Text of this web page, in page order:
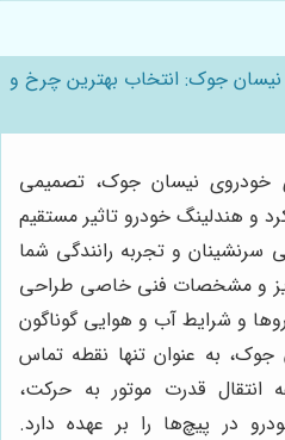
نیسان جوک: انتخاب بهترین چرخ و
خودروی نیسان جوک، تصمیمی
و هندلینگ خودرو تاثیر مستقیم
سرنشینان و تجربه رانندگی شما
و مشخصات فنی خاصی طراحی
و شرایط آب و هوایی گوناگون
به عنوان تنها نقطه تماس
قدرت موتور به حرکت،
در پیچ‌ها را بر عهده دارد.